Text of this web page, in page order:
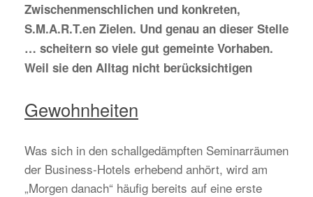
Zwischenmenschlichen und konkreten,
S.M.A.R.T.en Zielen. Und genau an dieser Stelle
… scheitern so viele gut gemeinte Vorhaben.
Weil sie den Alltag nicht berücksichtigen
Gewohnheiten
Was sich in den schallgedämpften Seminarräumen
der Business-Hotels erhebend anhört, wird am
„Morgen danach“ häufig bereits auf eine erste